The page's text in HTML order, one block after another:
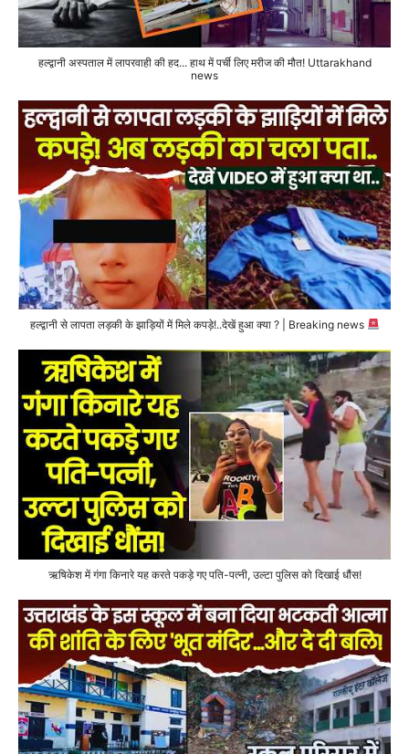
हल्द्वानी अस्पताल में लापरवाही की हद... हाथ में पर्ची लिए मरीज की मौत! Uttarakhand
news
हल्द्वानी से लापता लड़की के झाड़ियों में मिले कपड़े!..देखें हुआ क्या ? | Breaking news
ऋषिकेश में गंगा किनारे यह करते पकड़े गए पति-पत्नी, उल्टा पुलिस को दिखाई धौंस!